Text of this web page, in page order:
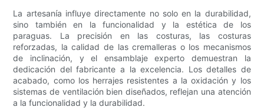
La artesanía influye directamente no solo en la durabilidad,
sino también en la funcionalidad y la estética de los
paraguas. La precisión en las costuras, las costuras
reforzadas, la calidad de las cremalleras o los mecanismos
de inclinación, y el ensamblaje experto demuestran la
dedicación del fabricante a la excelencia. Los detalles de
acabado, como los herrajes resistentes a la oxidación y los
sistemas de ventilación bien diseñados, reflejan una atención
a la funcionalidad y la durabilidad.